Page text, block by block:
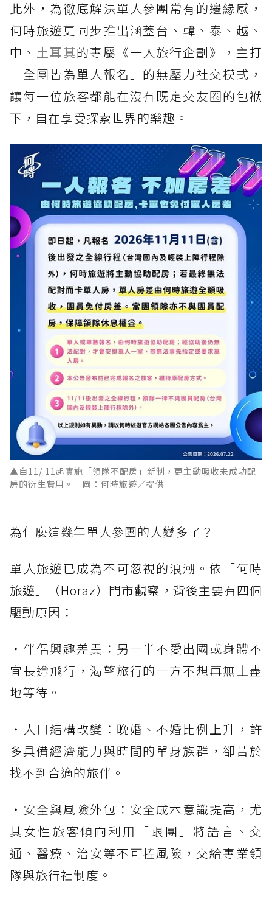
此外，為徹底解決單人參團常有的邊緣感，
何時旅遊更同步推出涵蓋台、韓、泰、越、
中、 土耳其的專屬《一人旅行企劃》，主打
「全團皆為單人報名」的無壓力社交模式，
讓每一位旅客都能在沒有既定交友圈的包袱
下，自在享受探索世界的樂趣。
▲自11/ 11起實施「領隊不配房」新制，更主動吸收未成功配
房的衍生費用。 圖：何時旅遊／提供
為什麼這幾年單人參團的人變多了？
單人旅遊已成為不可忽視的浪潮。依「何時
旅遊」（Horaz）門市觀察，背後主要有四個
驅動原因：
・伴侶興趣差異：另一半不愛出國或身體不
宜長途飛行，渴望旅行的一方不想再無止盡
地等待。
・人口結構改變：晚婚、不婚比例上升，許
多具備經濟能力與時間的單身族群，卻苦於
找不到合適的旅伴。
・安全與風險外包：安全成本意識提高，尤
其女性旅客傾向利用「跟團」將語言、交
通、醫療、治安等不可控風險，交給專業領
隊與旅行社制度。